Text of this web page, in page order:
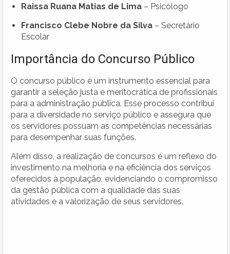
Raissa Ruana Matias de Lima – Psicólogo
Francisco Clebe Nobre da Silva – Secretário
Escolar
Importância do Concurso Público
O concurso público é um instrumento essencial para
garantir a seleção justa e meritocrática de profissionais
para a administração pública. Esse processo contribui
para a diversidade no serviço público e assegura que
os servidores possuam as competências necessárias
para desempenhar suas funções.
Além disso, a realização de concursos é um reflexo do
investimento na melhoria e na eficiência dos serviços
oferecidos à população, evidenciando o compromisso
da gestão pública com a qualidade das suas
atividades e a valorização de seus servidores.